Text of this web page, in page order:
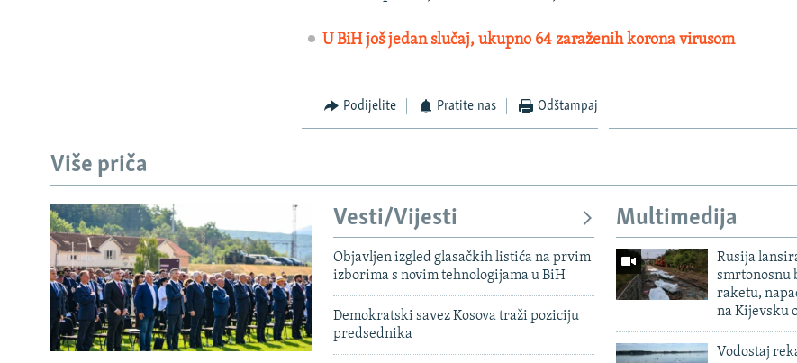
U BiH još jedan slučaj, ukupno 64 zaraženih korona virusom
Podijelite Pratite nas Odštampaj
Više priča
Vesti/Vijesti
Objavljen izgled glasačkih listića na prvim
izborima s novim tehnologijama u BiH
Demokratski savez Kosova traži poziciju
predsednika
Multimedija
Rusija
smrtonosnu
raketu,
na Kijevsku
Vodostaj